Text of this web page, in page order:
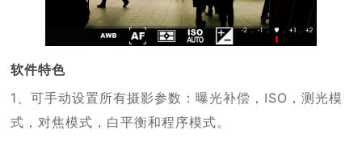
软件特色
1、可手动设置所有摄影参数：曝光补偿，ISO，测光模
式，对焦模式，白平衡和程序模式。